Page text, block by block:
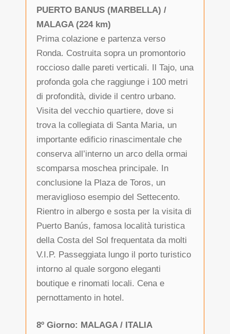
PUERTO BANUS (MARBELLA) /
MALAGA (224 km)
Prima colazione e partenza verso
Ronda. Costruita sopra un promontorio
roccioso dalle pareti verticali. Il Tajo, una
profonda gola che raggiunge i 100 metri
di profondità, divide il centro urbano.
Visita del vecchio quartiere, dove si
trova la collegiata di Santa Maria, un
importante edificio rinascimentale che
conserva all’interno un arco della ormai
scomparsa moschea principale. In
conclusione la Plaza de Toros, un
meraviglioso esempio del Settecento.
Rientro in albergo e sosta per la visita di
Puerto Banús, famosa località turistica
della Costa del Sol frequentata da molti
V.I.P. Passeggiata lungo il porto turistico
intorno al quale sorgono eleganti
boutique e rinomati locali. Cena e
pernottamento in hotel.
8º Giorno: MALAGA / ITALIA